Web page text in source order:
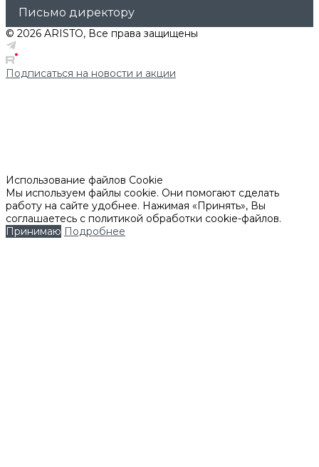
Письмо директору
© 2026 ARISTO, Все права защищены
Подписаться на новости и акции
Использование файлов Cookie
Мы используем файлы cookie. Они помогают сделать
работу на сайте удобнее. Нажимая «Принять», Вы
соглашаетесь с политикой обработки cookie-файлов.
Принимаю Подробнее